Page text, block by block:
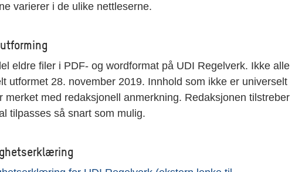
varierer i de ulike nettleserne.
eldre filer i PDF- og wordformat på UDI Regelverk. Ikke alle
utformet 28. november 2019. Innhold som ikke er universelt
merket med redaksjonell anmerkning. Redaksjonen tilstreber
tilpasses så snart som mulig.